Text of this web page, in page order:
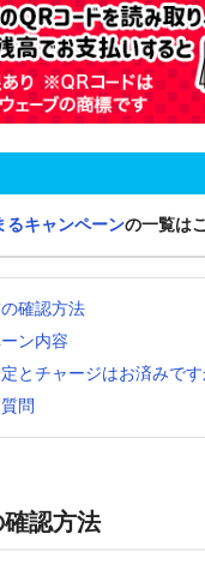
るキャンペーンの一覧は
確認方法
ン内容
とチャージはお済みです
問
認方法